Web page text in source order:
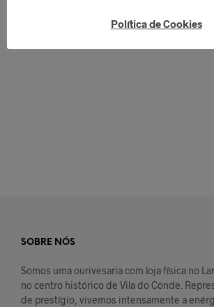
SOBRE NÓS
Somos uma ourivesaria com loja física no
no centro histórico de Vila do Conde.
de prestígio, vivemos intensamente a
Política de Cookies